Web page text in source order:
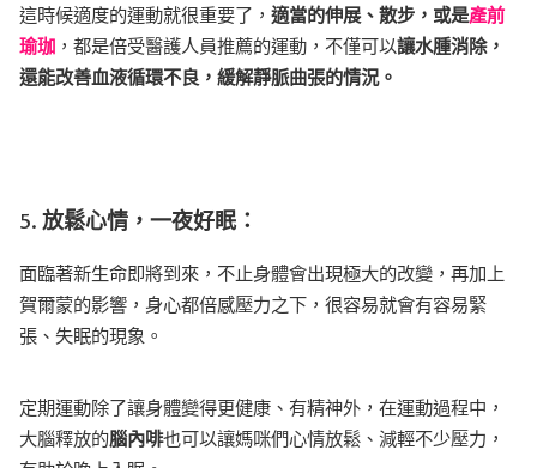
這時候適度的運動就很重要了， 適當的伸展、散步，或是產前
瑜珈 ，都是倍受醫護人員推薦的運動，不僅可以讓水腫消除，
還能改善血液循環不良，緩解靜脈曲張的情況。
5. 放鬆心情，一夜好眠：
面臨著新生命即將到來，不止身體會出現極大的改變，再加上
賀爾蒙的影響，身心都倍感壓力之下，很容易就會有容易緊
張、失眠的現象。
定期運動除了讓身體變得更健康、有精神外，在運動過程中，
大腦釋放的腦內啡也可以讓媽咪們心情放鬆、減輕不少壓力，